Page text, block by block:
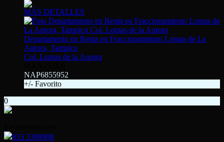
MÁS DETALLES
Departamento en Renta en Fraccionamiento Lomas de La
Aurora, Tampico
Col. Lomas de la Aurora
NAP6855952
+/- Favorito
0
833 3398908